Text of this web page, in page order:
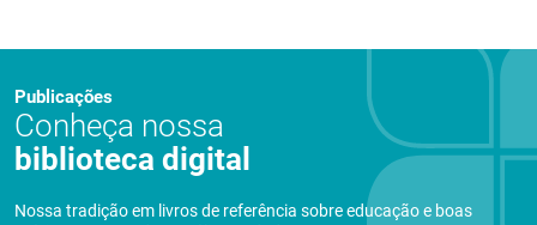
Publicações
Conheça nossa
biblioteca digital
Nossa tradição em livros de referência sobre educação e boas